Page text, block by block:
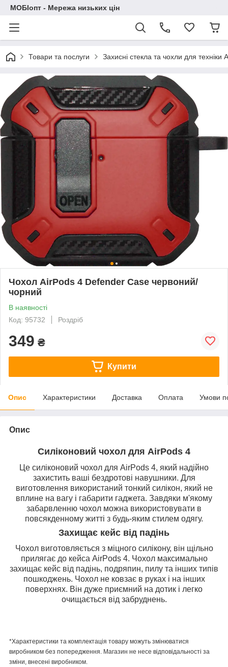
МОБІопт - Мережа низьких цін
Товари та послуги Захисні стекла та чохли для техніки
Чохол AirPods 4 Defender Case червоний/
чорний
В наявності
Код: 95732
Роздріб
349 ₴
Купити
Опис Характеристики Доставка Оплата Умови
Опис
Силіконовий чохол для AirPods 4
Це силіконовий чохол для AirPods 4, який надійно
захистить ваші бездротові навушники. Для
виготовлення використаний тонкий силікон, який не
вплине на вагу і габарити гаджета. Завдяки м'якому
забарвленню чохол можна використовувати в
повсякденному житті з будь-яким стилем одягу.
Захищає кейс від падінь
Чохол виготовляється з міцного силікону, він щільно
прилягає до кейса AirPods 4. Чохол максимально
захищає кейс від падінь, подряпин, пилу та інших типів
пошкоджень. Чохол не ковзає в руках і на інших
поверхнях. Він дуже приємний на дотик і легко
очищається від забруднень.
*Характеристики та комплектація товару можуть змінюватися
виробником без попередження. Магазин не несе відповідальності за
зміни, внесені виробником.